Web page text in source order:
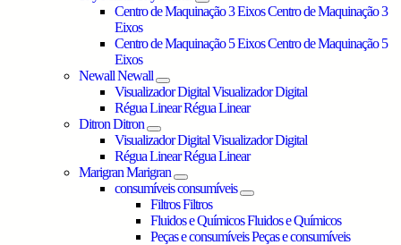
Centro de Maquinação 3 EixosCentro de Maquinação 3
Eixos
Centro de Maquinação 5 EixosCentro de Maquinação 5
Eixos
NewallNewall
Visualizador DigitalVisualizador Digital
Régua LinearRégua Linear
DitronDitron
Visualizador DigitalVisualizador Digital
Régua LinearRégua Linear
MarigranMarigran
consumíveisconsumíveis
FiltrosFiltros
Fluidos e QuímicosFluidos e Químicos
Peças e consumíveisPeças e consumíveis